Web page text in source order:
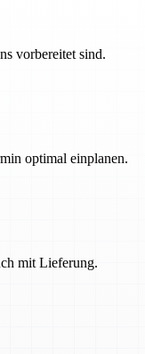
vorbereitet sind.
optimal einplanen.
mit Lieferung.